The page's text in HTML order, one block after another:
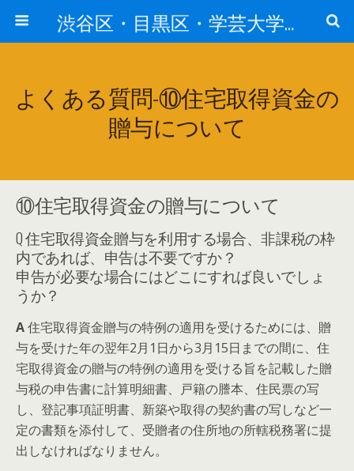
渋谷区・目黒区・学芸大学・世田谷区・大田区・千代田区・中央区・港区で相続についてお悩みの方は【あんしん相続・遺言サポートセンター】へ
よくある質問-⑩住宅取得資金の
贈与について
⑩住宅取得資金の贈与について
Q住宅取得資金贈与を利用する場合、非課税の枠
内であれば、申告は不要ですか？
申告が必要な場合にはどこにすれば良いでしょ
うか？
A住宅取得資金贈与の特例の適用を受けるためには、贈
与を受けた年の翌年2月1日から3月15日までの間に、住
宅取得資金の贈与の特例の適用を受ける旨を記載した贈
与税の申告書に計算明細書、戸籍の謄本、住民票の写
し、登記事項証明書、新築や取得の契約書の写しなど一
定の書類を添付して、受贈者の住所地の所轄税務署に提
出しなければなりません。